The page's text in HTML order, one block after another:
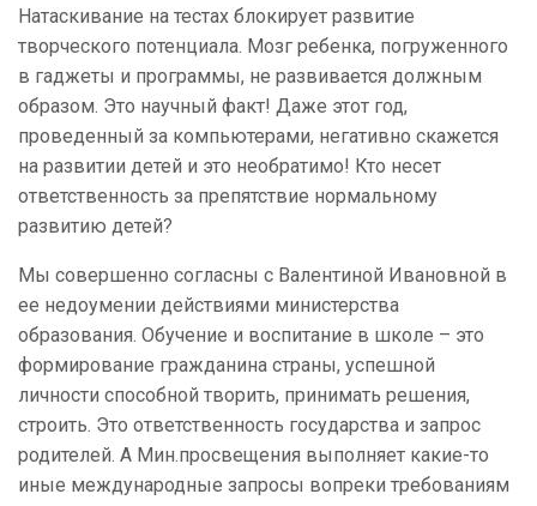
Натаскивание на тестах блокирует развитие
творческого потенциала. Мозг ребенка, погруженного
в гаджеты и программы, не развивается должным
образом. Это научный факт! Даже этот год,
проведенный за компьютерами, негативно скажется
на развитии детей и это необратимо! Кто несет
ответственность за препятствие нормальному
развитию детей?
Мы совершенно согласны с Валентиной Ивановной в
ее недоумении действиями министерства
образования. Обучение и воспитание в школе – это
формирование гражданина страны, успешной
личности способной творить, принимать решения,
строить. Это ответственность государства и запрос
родителей. А Мин.просвещения выполняет какие-то
иные международные запросы вопреки требованиям